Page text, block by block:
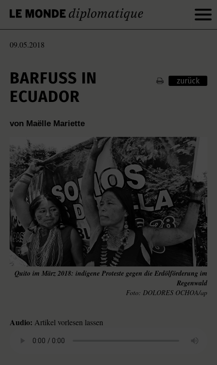
09.05.2018
BARFUSS IN E
CUADOR
zurück
von Maëlle Mariette
Quito im März 2018: indigene Proteste gegen die Erdölförderung im
Regenwald
DOLORES OCHOA/ap
Audio: Artikel vorlesen lassen